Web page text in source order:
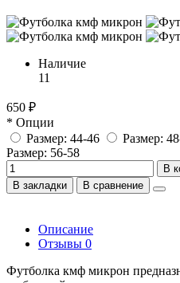
Наличие
11
650 ₽
* Опции
Размер: 44-46
Размер:
Размер: 56-58
В
В закладки
В сравнение
Описание
Отзывы 0
Футболка кмф микрон